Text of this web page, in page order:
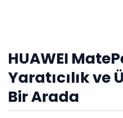
HUAWEI
Yaratıcılık ve
Bir Arada